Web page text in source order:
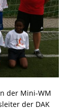
der Mini-WM
der DAK